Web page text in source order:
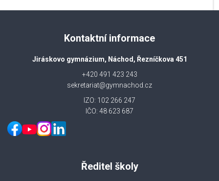
Kontaktní informace
Jiráskovo gymnázium, Náchod, Řezníčkova 451
+420 491 423 243
sekretariat@gymnachod.cz
IZO: 102 266 247
IČO: 48 623 687
Ředitel školy